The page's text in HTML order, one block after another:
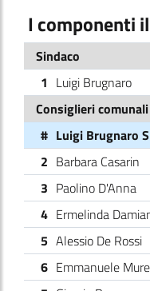
I componenti
Sindaco
1 Luigi Brugnaro
Consiglieri comunali
# Luigi Brugnaro
2 Barbara Casarin
3 Paolino D'Anna
4 Ermelinda
5 Alessio De Rossi
6 Emmanuele